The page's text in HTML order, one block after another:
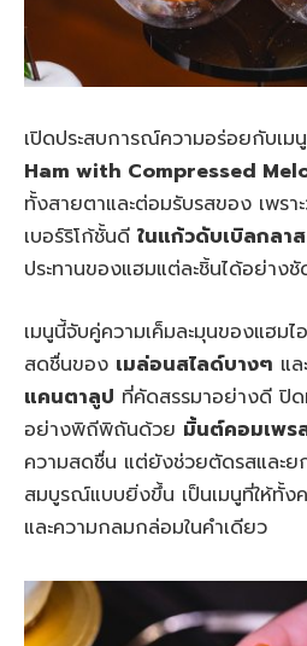
เปิดประสบการณ์ความอร่อยกับเม
Ham with Compressed
ทั้งสายตาและต่อมรับรสของ เพรา
เบอร์ริโก้ชั้นดี ในแก้วดับเบิลกลาส
ประทานของแฮมแต่ละชิ้นได้อย่างชั
เมนูนี้จับคู่ความเค็มละมุนของแฮมไ
สดชื่นของ เมล่อนสไลด์บางๆ แ
แคนตาลูป ที่คัดสรรมาอย่างดี ปิ
อย่างพิถีพิถันด้วย มิ้นต์คอมเพร
ความสดชื่น แต่ยังช่วยตัดรสและย
สมบูรณ์แบบยิ่งขึ้น เป็นเมนูที่ให้ทั้ง
และความกลมกล่อมในคำเดียว